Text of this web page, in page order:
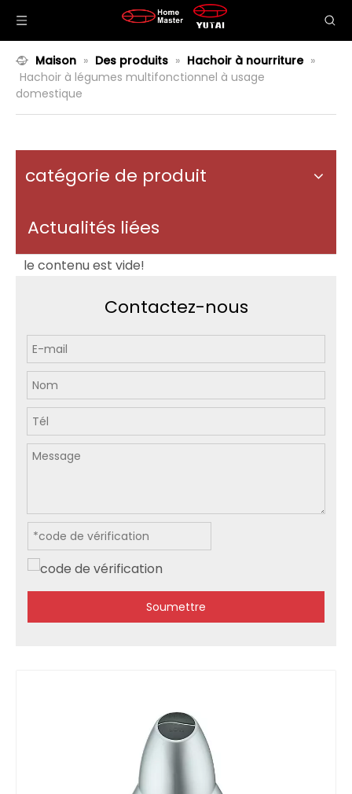
Maison » Des produits » Hachoir à nourriture »
Hachoir à légumes multifonctionnel à usage
domestique
catégorie de produit
Actualités liées
le contenu est vide!
Contactez-nous
Soumettre